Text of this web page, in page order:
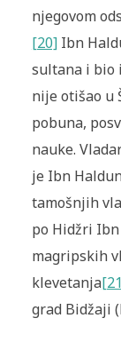
njegovom
[20]Ibn
sultana i bio
nije otišao u
pobuna,
nauke.
je Ibn
tamošnjih
po Hidžri
magripskih
klevetanja
grad Bidžaji